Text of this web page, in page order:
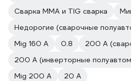
Сварка ММА и TIG сварка
Недорогие (сварочные
Mig 160 A
0.8
200 А
200 А (инверторные
Mig 200 A
20 А